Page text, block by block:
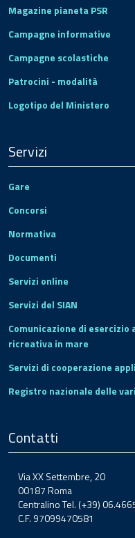
Magazine pianeta PSR
Campagne informative
Campagne scolastiche
Patrocini - modalità
Logotipo del Ministero
Servizi
Gare
Concorsi
Normativa
Documenti
Servizi online
Servizi del SIAN
Comunicazione di
ricreativa in mare
Servizi di cooperazione
Registro nazionale delle
Contatti
Via XX Settembre, 20
00187 Roma
Centralino Tel. (+39)
C.F. 97099470581